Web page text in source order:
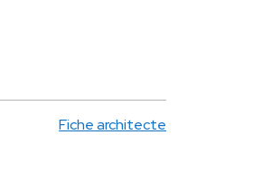
Fiche architecte